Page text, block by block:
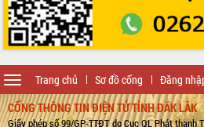
Trang chủ Sơ đồ cổng Đăng
Toggle
navigation
CỔNG THÔNG TIN ĐIỆN TỬ TỈNH ĐẮK LẮK
Giấy phép số 99/GP-TTĐT do Cục QL Phát